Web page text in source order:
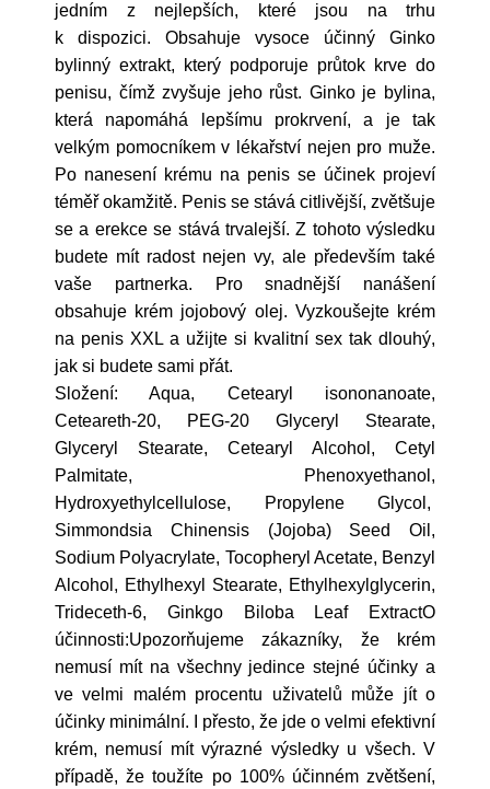
jedním z nejlepších, které jsou na trhu
k dispozici. Obsahuje vysoce účinný Ginko
bylinný extrakt, který podporuje průtok krve do
penisu, čímž zvyšuje jeho růst. Ginko je bylina,
která napomáhá lepšímu prokrvení, a je tak
velkým pomocníkem v lékařství nejen pro muže.
Po nanesení krému na penis se účinek projeví
téměř okamžitě. Penis se stává citlivější, zvětšuje
se a erekce se stává trvalejší. Z tohoto výsledku
budete mít radost nejen vy, ale především také
vaše partnerka. Pro snadnější nanášení
obsahuje krém jojobový olej. Vyzkoušejte krém
na penis XXL a užijte si kvalitní sex tak dlouhý,
jak si budete sami přát.
Složení: Aqua, Cetearyl isononanoate,
Ceteareth-20, PEG-20 Glyceryl Stearate,
Glyceryl Stearate, Cetearyl Alcohol, Cetyl
Palmitate, Phenoxyethanol,
Hydroxyethylcellulose, Propylene Glycol,
Simmondsia Chinensis (Jojoba) Seed Oil,
Sodium Polyacrylate, Tocopheryl Acetate, Benzyl
Alcohol, Ethylhexyl Stearate, Ethylhexylglycerin,
Trideceth-6, Ginkgo Biloba Leaf ExtractO
účinnosti:Upozorňujeme zákazníky, že krém
nemusí mít na všechny jedince stejné účinky a
ve velmi malém procentu uživatelů může jít o
účinky minimální. I přesto, že jde o velmi efektivní
krém, nemusí mít výrazné výsledky u všech. V
případě, že toužíte po 100% účinném zvětšení,